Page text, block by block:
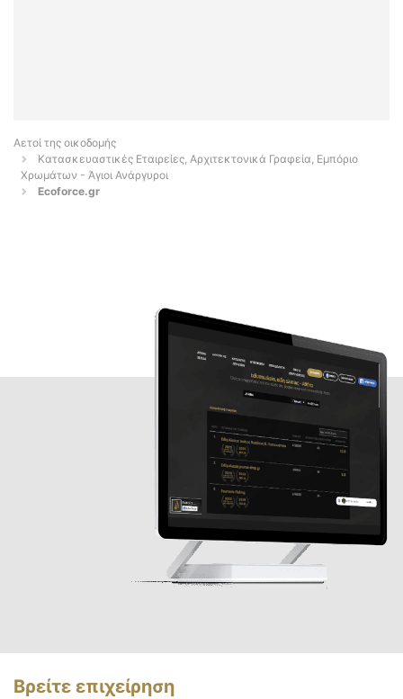
Αετοί της οικοδομής
Κατασκευαστικές Εταιρείες, Αρχιτεκτονικά Γραφεία, Εμπόριο
Χρωμάτων - Άγιοι Ανάργυροι
Ecoforce.gr
Βρείτε επιχείρηση